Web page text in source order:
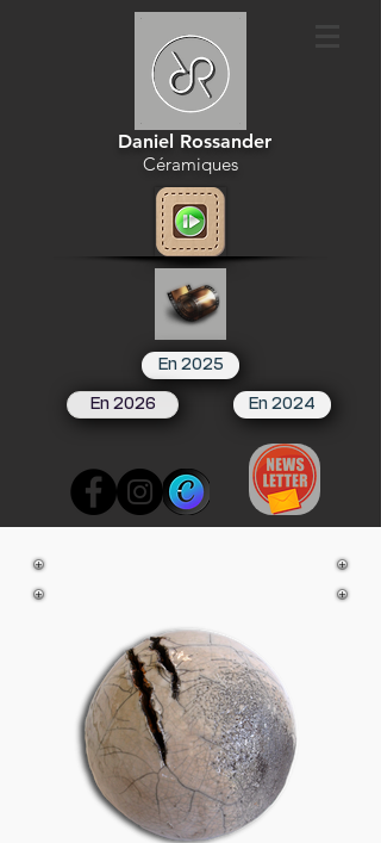
Daniel Rossander
Céramiques
En 2025
En 2026 En 2024